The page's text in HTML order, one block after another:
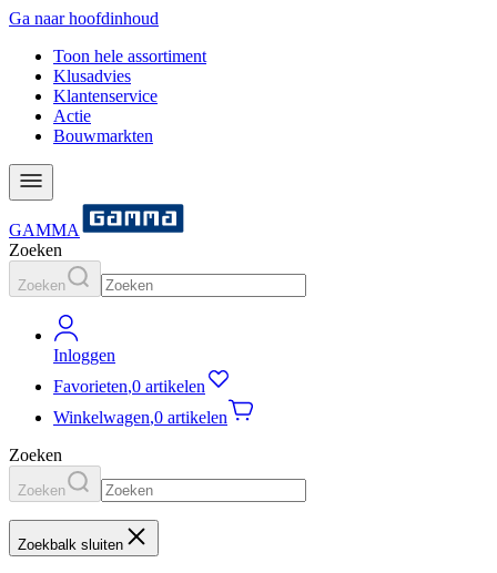
Ga naar hoofdinhoud
Toon hele assortiment
Klusadvies
Klantenservice
Actie
Bouwmarkten
GAMMA
Zoeken
Zoeken
Inloggen
Favorieten,0 artikelen
Winkelwagen,0 artikelen
Zoeken
Zoeken
Zoekbalk sluiten